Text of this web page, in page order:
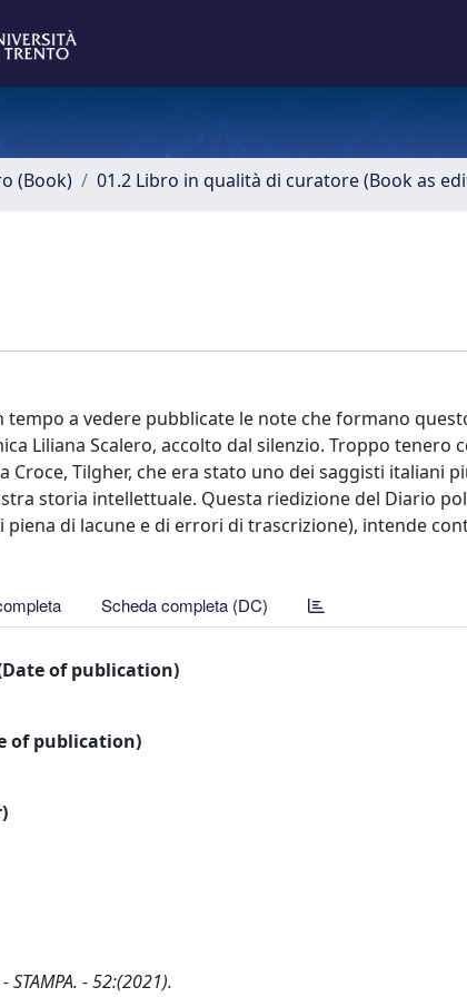
(Book) 01.2 Libro in qualità di curatore (Book as
tempo a vedere pubblicate le note che formano
Liliana Scalero, accolto dal silenzio. Troppo
Croce, Tilgher, che era stato uno dei saggisti italiani
storia intellettuale. Questa riedizione del Diario
piena di lacune e di errori di trascrizione), intende
Scheda completa (DC)
of publication)
of publication)
- 52:(2021).